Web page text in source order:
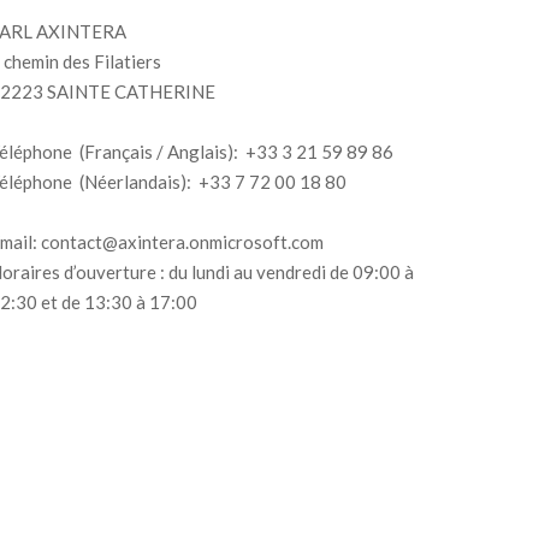
AXINTERA
chemin des Filatiers
SAINTE CATHERINE
(Français / Anglais): +33 3 21 59 89 86
(Néerlandais): +33 7 72 00 18 80
contact@axintera.onmicrosoft.com
d’ouverture : du lundi au vendredi de 09:00 à
et de 13:30 à 17:00